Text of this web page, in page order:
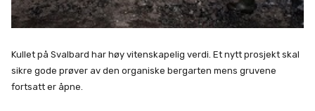
Kullet på Svalbard har høy vitenskapelig verdi. Et nytt prosjekt skal
sikre gode prøver av den organiske bergarten mens gruvene
fortsatt er åpne.